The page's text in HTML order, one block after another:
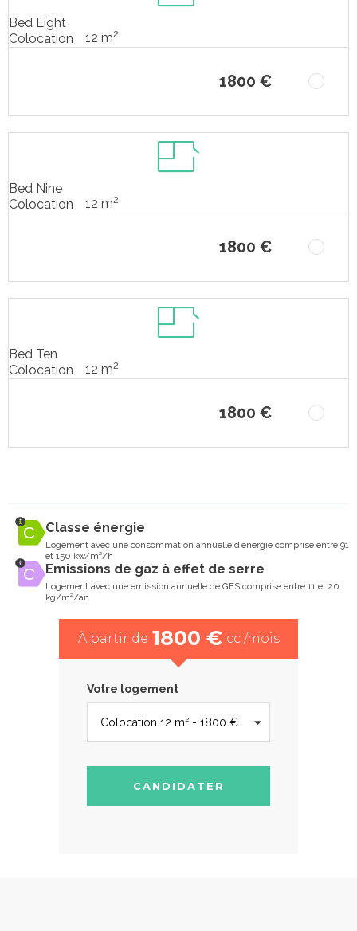
Bed Eight
Colocation
12 m2
1800 €
Bed Nine
Colocation
12 m2
1800 €
Bed Ten
Colocation
12 m2
1800 €
Classe énergie
Logement avec une consommation annuelle d’énergie comprise entre 91
et 150 kw/m²/h
Emissions de gaz à effet de serre
Logement avec une emission annuelle de GES comprise entre 11 et 20
kg/m²/an
À partir de 1800 € cc /mois
Votre logement
CANDIDATER